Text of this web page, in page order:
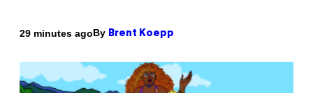
29 minutes agoBy Brent Koepp